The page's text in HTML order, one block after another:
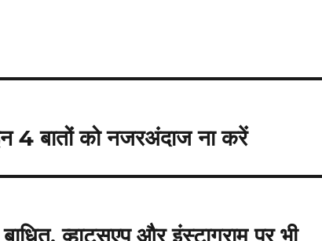
4 बातों को नजरअंदाज ना करें
व्हाट्सएप और इंस्टाग्राम पर भी